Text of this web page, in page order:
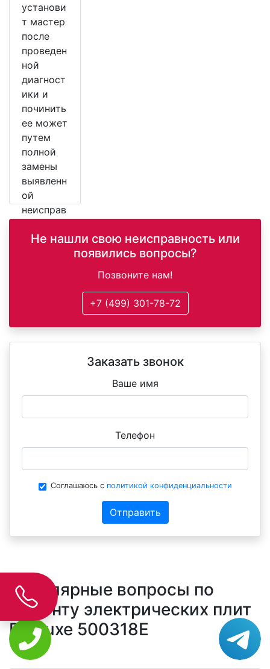
установи
т мастер
после
проведен
ной
диагност
ики и
починить
ее может
путем
полной
замены
выявленн
ой
неисправ
детали.
Не нашли свою неисправность или
появились вопросы?
Позвоните нам!
+7 (499) 301-78-72
Заказать звонок
Ваше имя
Телефон
Соглашаюсь с политикой конфиденциальности
Отправить
Популярные вопросы по
ремонту электрических плит
De Luxe 500318E